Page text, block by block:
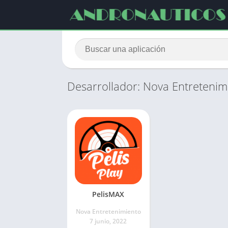
Desarrollador: Nova
PelisMAX
Nova Entretenimiento
7 junio, 2022